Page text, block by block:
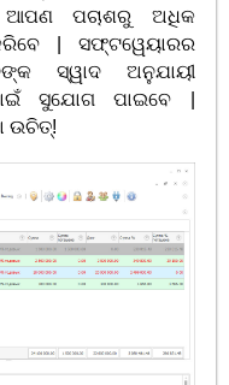
ଆପଣ ପଚାଶରୁ ଅଧିକ
| ସଫ୍ଟୱେୟାରର
ସ୍ୱାଦ ଅନୁଯାୟୀ
ସୁଯୋଗ ପାଇବେ |
ଉଚିତ୍!